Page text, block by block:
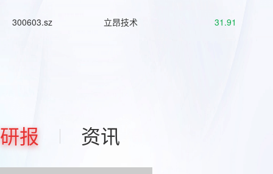
300603.sz 立昂技术 31.91
研报 资讯